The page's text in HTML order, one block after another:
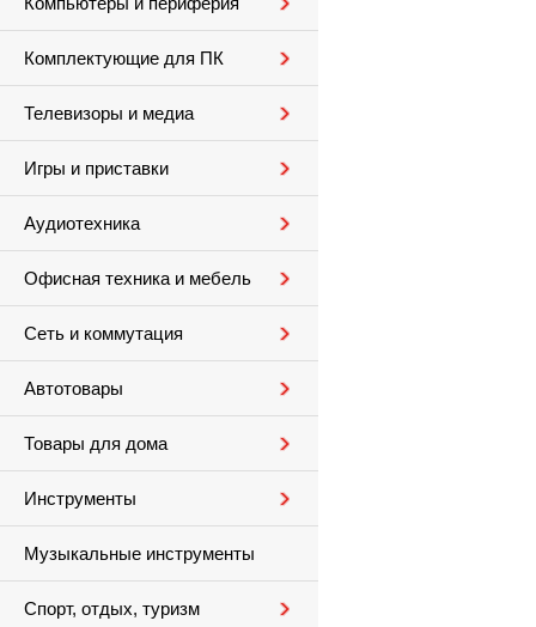
Комплектующие для ПК
Телевизоры и медиа
Игры и приставки
Аудиотехника
Офисная техника и мебель
Сеть и коммутация
Автотовары
Товары для дома
Инструменты
Музыкальные инструменты
Спорт, отдых, туризм